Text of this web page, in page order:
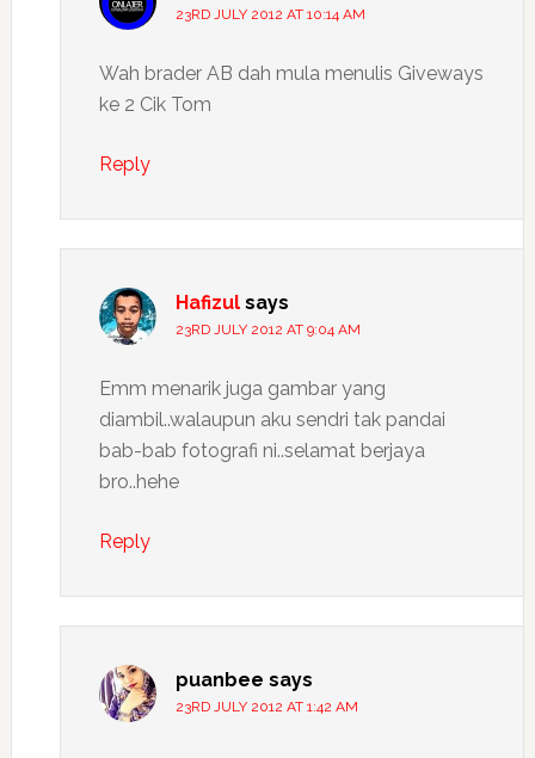
23RD JULY 2012 AT 10:14 AM
Wah brader AB dah mula menulis Giveways
ke 2 Cik Tom
Reply
Hafizul says
23RD JULY 2012 AT 9:04 AM
Emm menarik juga gambar yang
diambil..walaupun aku sendri tak pandai
bab-bab fotografi ni..selamat berjaya
bro..hehe
Reply
puanbee says
23RD JULY 2012 AT 1:42 AM